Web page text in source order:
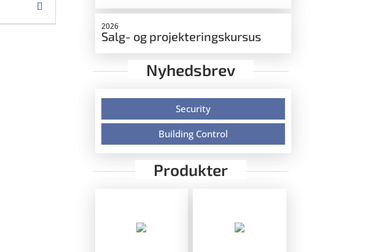
2026
Salg- og projekteringskursus
Nyhedsbrev
Security
Building Control
Produkter